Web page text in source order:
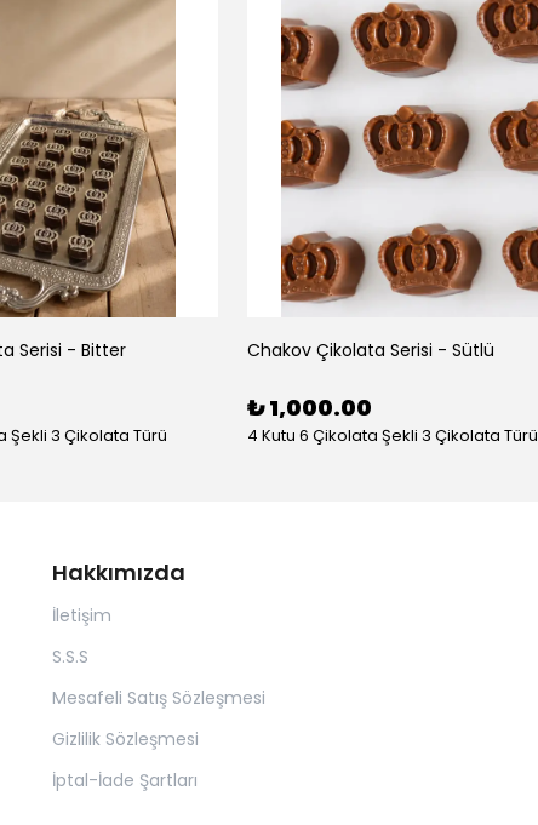
Serisi - Bitter
Şekli 3 Çikolata Türü
Chakov Çikolata Serisi - Sütlü
₺ 1,000.00
4 Kutu 6 Çikolata Şekli 3 Çikolata Türü
Hakkımızda
İletişim
S.S.S
Mesafeli Satış Sözleşmesi
Gizlilik Sözleşmesi
İptal-İade Şartları